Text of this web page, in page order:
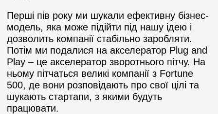
Перші пів року ми шукали ефективну бізнес-
модель, яка може підійти під нашу ідею і
дозволить компанії стабільно заробляти.
Потім ми подалися на акселератор Plug and
Play – це акселератор зворотнього пітчу. На
ньому пітчаться великі компанії з Fortune
500, де вони розповідають про свої цілі та
шукають стартапи, з якими будуть
працювати.